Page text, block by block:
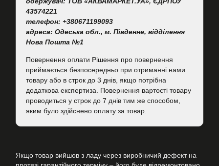
43574221
телефон: +380671199093
адреса: Одеська обл., м. Південне, відділення
Нова Пошта №1
Повернення оплати Рішення про повернення
приймається безпосередньо при отриманні нами
товару або в строк до 3 днів, якщо потрібна
додаткова експертиза. Повернення вартості товару
проводиться у строк до 7 днів тим же способом,
яким було здійснено оплату за товар.
Якщо товар вийшов з ладу через виробничий дефект на